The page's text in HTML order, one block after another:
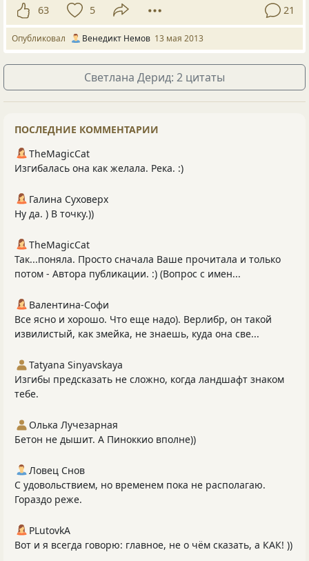
63 5 21
Опубликовал Венедикт Немов 13 мая 2013
Светлана Дерид: 2 цитаты
ПОСЛЕДНИЕ КОММЕНТАРИИ
TheMagicCat
Изгибалась она как желала. Река. :)
Галина Суховерх
Ну да. ) В точку.))
TheMagicCat
Так...поняла. Просто сначала Ваше прочитала и только
потом - Автора публикации. :) (Вопрос с имен...
Валентина-Софи
Все ясно и хорошо. Что еще надо). Верлибр, он такой
извилистый, как змейка, не знаешь, куда она све...
Tatyana Sinyavskaya
Изгибы предсказать не сложно, когда ландшафт знаком
тебе.
Олька Лучезарная
Бетон не дышит. А Пиноккио вполне))
Ловец Снов
С удовольствием, но временем пока не располагаю.
Гораздо реже.
PLutоvkА
Вот и я всегда говорю: главное, не о чём сказать, а КАК! ))